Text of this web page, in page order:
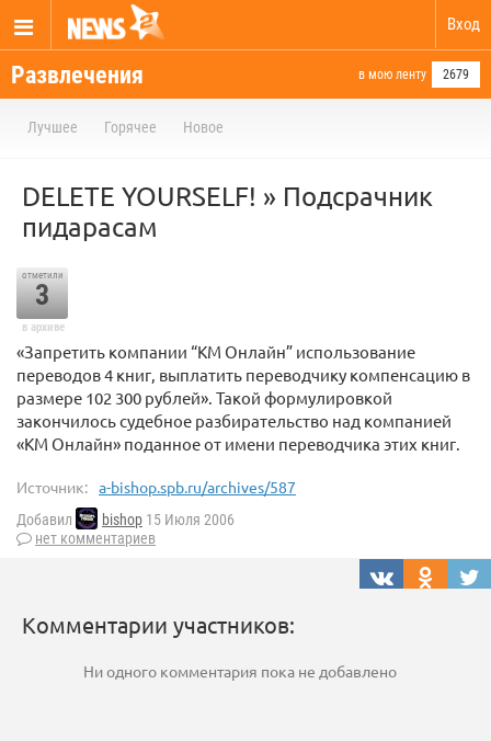
Вход
Развлечения в мою ленту 2679
Лучшее Горячее Новое
DELETE YOURSELF! » Подсрачник
пидарасам
отметили
3
в архиве
«Запретить компании “КМ Онлайн” использование
переводов 4 книг, выплатить переводчику компенсацию в
размере 102 300 рублей». Такой формулировкой
закончилось судебное разбирательство над компанией
«КМ Онлайн» поданное от имени переводчика этих книг.
Источник: a-bishop.spb.ru/archives/587
Добавил bishop 15 Июля 2006
нет комментариев
Комментарии участников:
Ни одного комментария пока не добавлено